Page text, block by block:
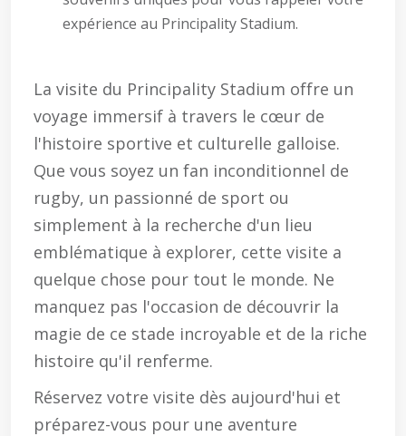
expérience au Principality Stadium.
La visite du Principality Stadium offre un
voyage immersif à travers le cœur de
l'histoire sportive et culturelle galloise.
Que vous soyez un fan inconditionnel de
rugby, un passionné de sport ou
simplement à la recherche d'un lieu
emblématique à explorer, cette visite a
quelque chose pour tout le monde. Ne
manquez pas l'occasion de découvrir la
magie de ce stade incroyable et de la riche
histoire qu'il renferme.
Réservez votre visite dès aujourd'hui et
préparez-vous pour une aventure